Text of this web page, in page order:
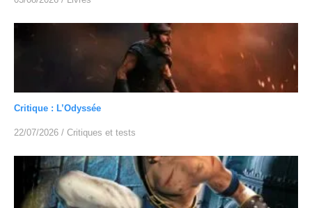
Critique : L’Odyssée
22/07/2026 / Critiques et tests